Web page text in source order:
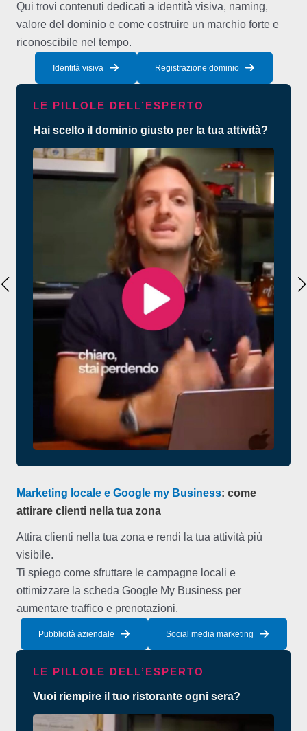
Qui trovi contenuti dedicati a identità visiva, naming,
valore del dominio e come costruire un marchio forte e
riconoscibile nel tempo.
Identità visiva Registrazione dominio
LE PILLOLE DELL’ESPERTO
Hai scelto il dominio giusto per la tua attività?
Marketing locale e Google my Business: come
attirare clienti nella tua zona
Attira clienti nella tua zona e rendi la tua attività più
visibile.
Ti spiego come sfruttare le campagne locali e
ottimizzare la scheda Google My Business per
aumentare traffico e prenotazioni.
Pubblicità aziendale Social media marketing
LE PILLOLE DELL’ESPERTO
Vuoi riempire il tuo ristorante ogni sera?